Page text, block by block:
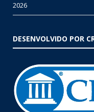
2026
DESENVOLVIDO POR